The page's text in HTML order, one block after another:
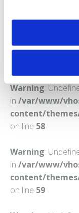
Warning:
in /var/www/
content/
on line 58
Warning:
in /var/www/
content/
on line 59